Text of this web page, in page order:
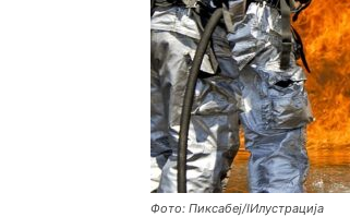
Фото: Пиксабеј/IИлустрација